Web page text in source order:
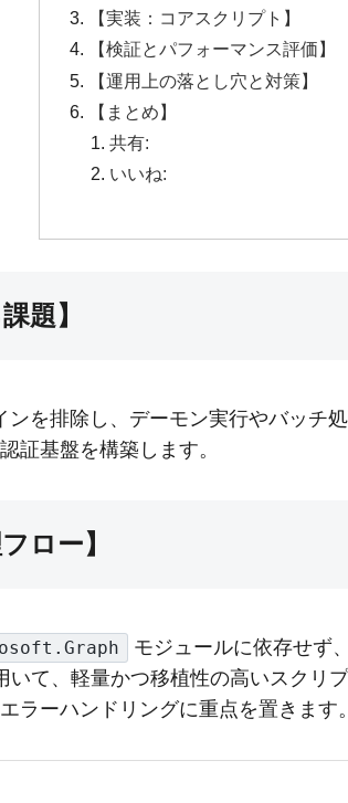
【実装：コアスクリプト】
【検証とパフォーマンス評価】
【運用上の落とし穴と対策】
【まとめ】
共有:
いいね:
題】
ンを排除し、デーモン実行やバッチ
証基盤を構築します。
ロー】
モジュールに依存せず
いて、軽量かつ移植性の高いスクリ
ラーハンドリングに重点を置きます。